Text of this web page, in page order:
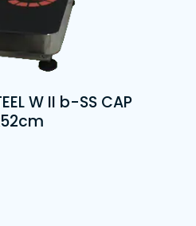
W II b-SS CAP